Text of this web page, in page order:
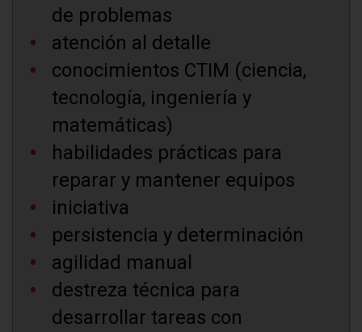
de problemas
atención al detalle
conocimientos CTIM (ciencia,
tecnología, ingeniería y
matemáticas)
habilidades prácticas para
reparar y mantener equipos
iniciativa
persistencia y determinación
agilidad manual
destreza técnica para
desarrollar tareas con